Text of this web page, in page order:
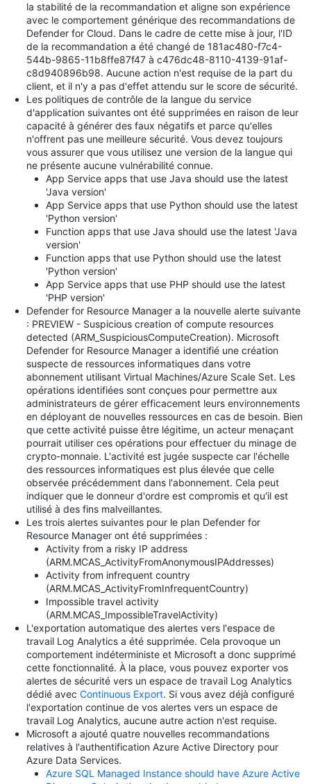
la stabilité de la recommandation et aligne son expérience
avec le comportement générique des recommandations de
Defender for Cloud. Dans le cadre de cette mise à jour, l'ID
de la recommandation a été changé de 181ac480-f7c4-
544b-9865-11b8ffe87f47 à c476dc48-8110-4139-91af-
c8d940896b98. Aucune action n'est requise de la part du
client, et il n'y a pas d'effet attendu sur le score de sécurité.
Les politiques de contrôle de la langue du service
d'application suivantes ont été supprimées en raison de leur
capacité à générer des faux négatifs et parce qu'elles
n'offrent pas une meilleure sécurité. Vous devez toujours
vous assurer que vous utilisez une version de la langue qui
ne présente aucune vulnérabilité connue.
App Service apps that use Java should use the latest
'Java version'
App Service apps that use Python should use the latest
'Python version'
Function apps that use Java should use the latest 'Java
version'
Function apps that use Python should use the latest
'Python version'
App Service apps that use PHP should use the latest
'PHP version'
Defender for Resource Manager a la nouvelle alerte suivante
: PREVIEW - Suspicious creation of compute resources
detected (ARM_SuspiciousComputeCreation). Microsoft
Defender for Resource Manager a identifié une création
suspecte de ressources informatiques dans votre
abonnement utilisant Virtual Machines/Azure Scale Set. Les
opérations identifiées sont conçues pour permettre aux
administrateurs de gérer efficacement leurs environnements
en déployant de nouvelles ressources en cas de besoin. Bien
que cette activité puisse être légitime, un acteur menaçant
pourrait utiliser ces opérations pour effectuer du minage de
crypto-monnaie. L'activité est jugée suspecte car l'échelle
des ressources informatiques est plus élevée que celle
observée précédemment dans l'abonnement. Cela peut
indiquer que le donneur d'ordre est compromis et qu'il est
utilisé à des fins malveillantes.
Les trois alertes suivantes pour le plan Defender for
Resource Manager ont été supprimées :
Activity from a risky IP address
(ARM.MCAS_ActivityFromAnonymousIPAddresses)
Activity from infrequent country
(ARM.MCAS_ActivityFromInfrequentCountry)
Impossible travel activity
(ARM.MCAS_ImpossibleTravelActivity)
L'exportation automatique des alertes vers l'espace de
travail Log Analytics a été supprimée. Cela provoque un
comportement indéterministe et Microsoft a donc supprimé
cette fonctionnalité. À la place, vous pouvez exporter vos
alertes de sécurité vers un espace de travail Log Analytics
dédié avec Continuous Export. Si vous avez déjà configuré
l'exportation continue de vos alertes vers un espace de
travail Log Analytics, aucune autre action n'est requise.
Microsoft a ajouté quatre nouvelles recommandations
relatives à l'authentification Azure Active Directory pour
Azure Data Services.
Azure SQL Managed Instance should have Azure Active